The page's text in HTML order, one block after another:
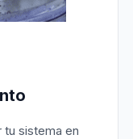
tu sistema en